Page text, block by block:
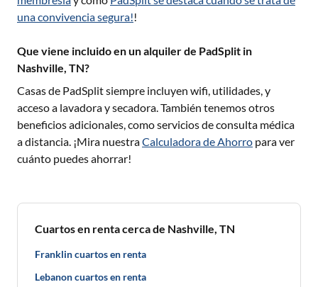
una convivencia segura!!
Que viene incluido en un alquiler de PadSplit in
Nashville, TN?
Casas de PadSplit siempre incluyen wifi, utilidades, y
acceso a lavadora y secadora. También tenemos otros
beneficios adicionales, como servicios de consulta médica
a distancia. ¡Mira nuestraCalculadora de Ahorro para ver
cuánto puedes ahorrar!
Cuartos en renta cerca de Nashville, TN
Franklin cuartos en renta
Lebanon cuartos en renta